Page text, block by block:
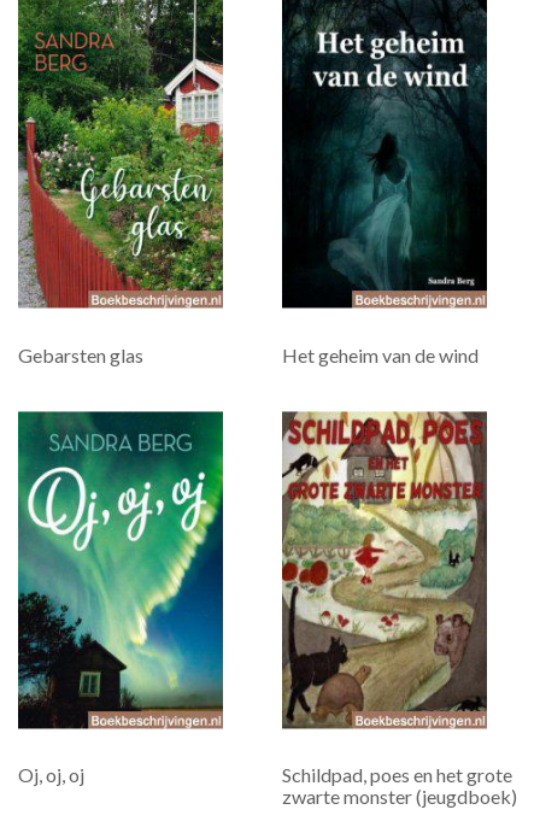
Gebarsten glas Het geheim van de wind
Oj, oj, oj
Schildpad, poes en het grote
zwarte monster (jeugdboek)